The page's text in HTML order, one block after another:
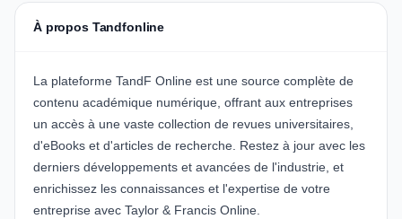
À propos Tandfonline
La plateforme TandF Online est une source complète de
contenu académique numérique, offrant aux entreprises
un accès à une vaste collection de revues universitaires,
d'eBooks et d'articles de recherche. Restez à jour avec les
derniers développements et avancées de l'industrie, et
enrichissez les connaissances et l'expertise de votre
entreprise avec Taylor & Francis Online.